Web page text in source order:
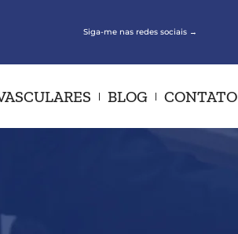
Siga-me nas redes sociais →
BLOG CONTATO